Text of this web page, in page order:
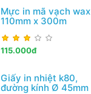
Mực in mã vạch wax
110mm x 300m
115.000đ
Giấy in nhiệt k80,
đường kính Ø 45mm